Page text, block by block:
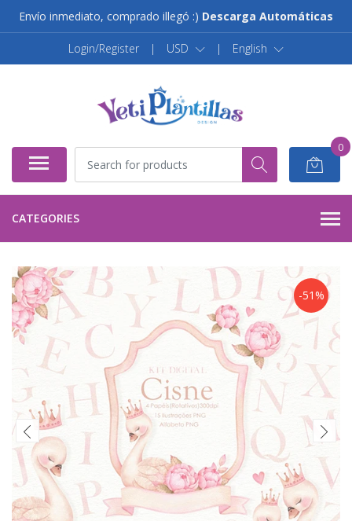
Envío inmediato, comprado illegó :) Descarga Automáticas
Login/Register | USD | English
0
CATEGORIES
-51%